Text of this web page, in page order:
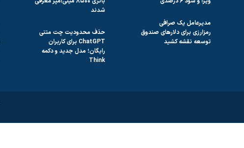
مدیرعامل یک صرافی
رمزارزی برای دلارهای صندوق
توسعه نقشه کشید
شدند
حذف محدودیت چت متنی
ChatGPT برای کاربران
رایگان؛ مدل جدید و دکمه
Think